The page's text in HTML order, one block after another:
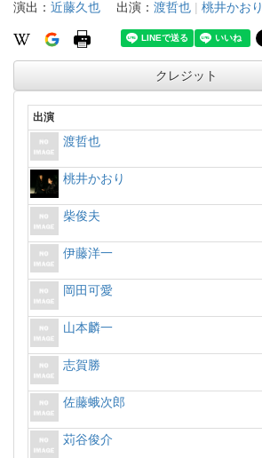
演出： 近藤久也 出演： 渡哲也 | 桃井かおり
クレジット
出演
渡哲也
桃井かおり
柴俊夫
伊藤洋一
岡田可愛
山本麟一
志賀勝
佐藤蛾次郎
苅谷俊介